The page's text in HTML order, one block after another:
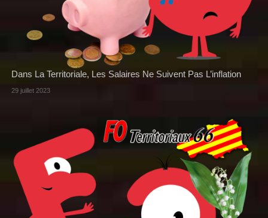
Dans La Territoriale, Les Salaires Ne Suivent Pas L’inflation
29 juillet 2023